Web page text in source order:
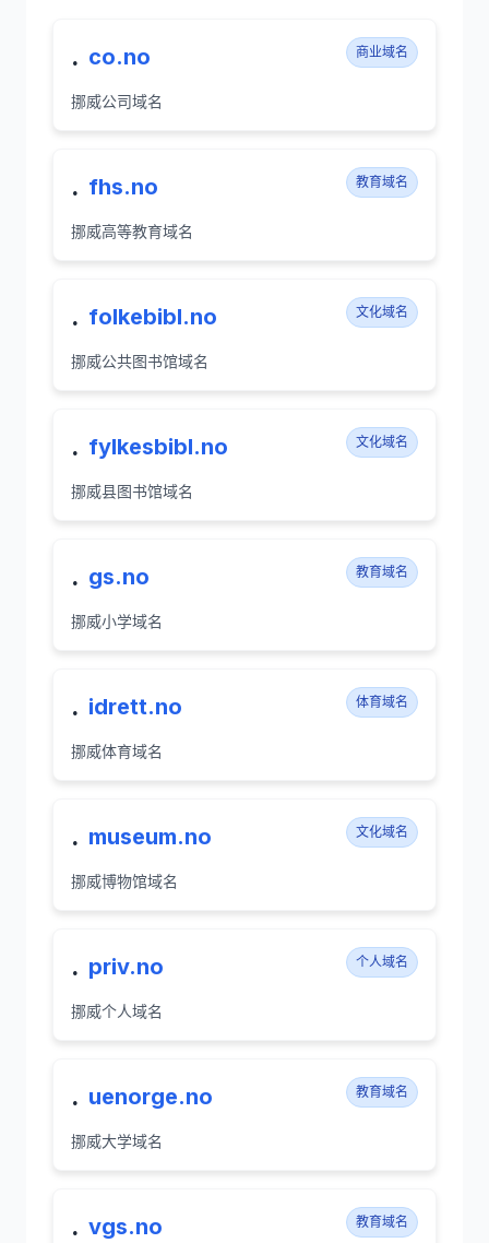
. co.no 商业域名
挪威公司域名
. fhs.no 教育域名
挪威高等教育域名
. folkebibl.no 文化域名
挪威公共图书馆域名
. fylkesbibl.no 文化域名
挪威县图书馆域名
. gs.no 教育域名
挪威小学域名
. idrett.no 体育域名
挪威体育域名
. museum.no 文化域名
挪威博物馆域名
. priv.no 个人域名
挪威个人域名
. uenorge.no 教育域名
挪威大学域名
. vgs.no 教育域名